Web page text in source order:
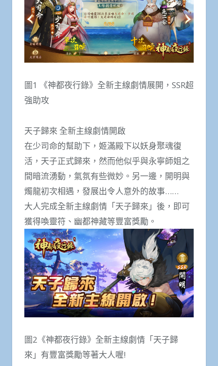
圖1 《神都夜行錄》全新主線劇情展開，SSR超
強助攻
天子歸來 全新主線劇情開啟
在少司命的幫助下，姬滿殿下以妖身聚魂復
活，天子正式歸來，然而他似乎與永寧師姐之
間暗流湧動，氣氛有些微妙。另一邊，開明與
燭龍初次相遇，發展出令人意外的故事……
大人完成全新主線劇情「天子歸來」後，即可
獲得喚靈符、幽都神藏等豐富獎勵。
圖2《神都夜行錄》全新主線劇情「天子歸
來」有豐富獎勵等著大人喔!